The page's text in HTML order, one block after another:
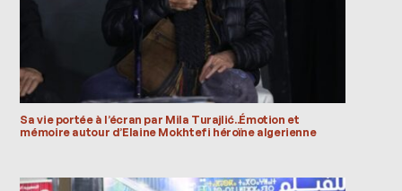
Sa vie portée à l’écran par Mila Turajlić..Émotion et
mémoire autour d’Elaine Mokhtefi héroïne algerienne